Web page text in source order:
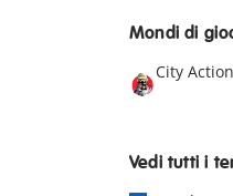
Mondi di
City Action
Vedi tutti i